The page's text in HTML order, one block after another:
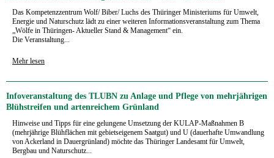
Das Kompetenzzentrum Wolf/ Biber/ Luchs des Thüringer Ministeriums für Umwelt,
Energie und Naturschutz lädt zu einer weiteren Informationsveranstaltung zum Thema
„Wölfe in Thüringen- Aktueller Stand & Management“ ein.
Die Veranstaltung...
Mehr lesen
Infoveranstaltung des TLUBN zu Anlage und Pflege von mehrjährigen
Blühstreifen und artenreichem Grünland
Hinweise und Tipps für eine gelungene Umsetzung der KULAP-Maßnahmen B
(mehrjährige Blühflächen mit gebietseigenem Saatgut) und U (dauerhafte Umwandlung
von Ackerland in Dauergrünland) möchte das Thüringer Landesamt für Umwelt,
Bergbau und Naturschutz...